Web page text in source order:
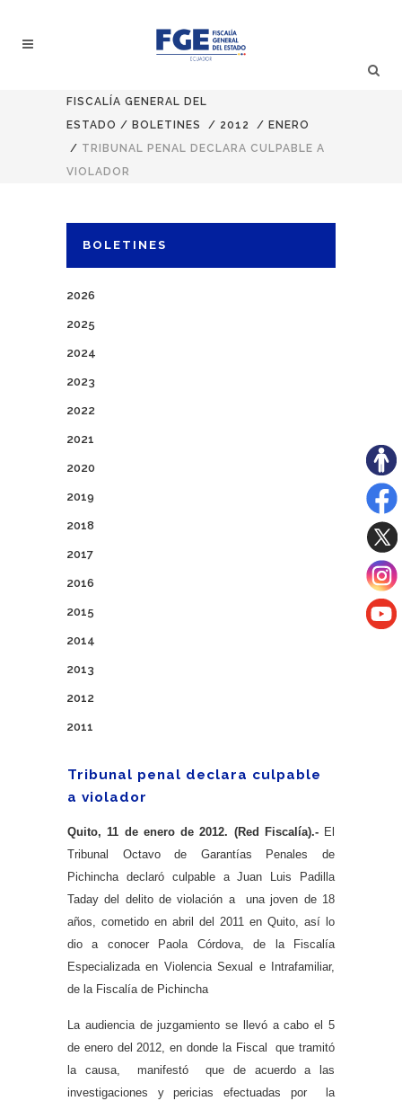
FISCALÍA GENERAL DEL
ESTADO / BOLETINES / 2012 / ENERO
/ TRIBUNAL PENAL DECLARA CULPABLE A
VIOLADOR
BOLETINES
2026
2025
2024
2023
2022
2021
2020
2019
2018
2017
2016
2015
2014
2013
2012
2011
Tribunal penal declara culpable
a violador
Quito, 11 de enero de 2012. (Red Fiscalía).-El
Tribunal Octavo de Garantías Penales de
Pichincha declaró culpable a Juan Luis Padilla
Taday del delito de violación a una joven de 18
años, cometido en abril del 2011 en Quito, así lo
dio a conocer Paola Córdova, de la Fiscalía
Especializada en Violencia Sexual e Intrafamiliar,
de la Fiscalía de Pichincha
La audiencia de juzgamiento se llevó a cabo el 5
de enero del 2012, en donde la Fiscal que tramitó
la causa, manifestó que de acuerdo a las
investigaciones y pericias efectuadas por la